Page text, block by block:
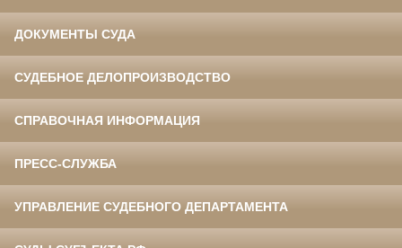
ДОКУМЕНТЫ СУДА
СУДЕБНОЕ ДЕЛОПРОИЗВОДСТВО
СПРАВОЧНАЯ ИНФОРМАЦИЯ
ПРЕСС-СЛУЖБА
УПРАВЛЕНИЕ СУДЕБНОГО ДЕПАРТАМЕНТА